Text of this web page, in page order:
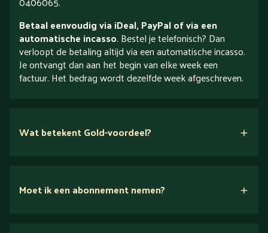
Betaal eenvoudig via iDeal, PayPal of via een
automatische incasso. Bestel je telefonisch? Dan
verloopt de betaling altijd via een automatische incasso.
Je ontvangt dan aan het begin van elke week een
factuur. Het bedrag wordt dezelfde week afgeschreven.
Wat betekent Gold-voordeel?
Moet ik een abonnement nemen?